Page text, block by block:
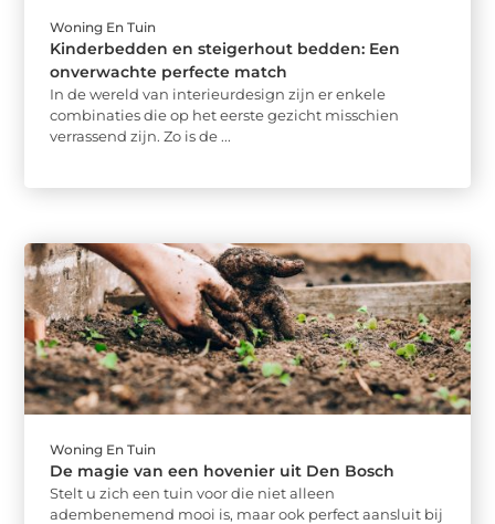
Woning En Tuin
Kinderbedden en steigerhout bedden: Een
onverwachte perfecte match
In de wereld van interieurdesign zijn er enkele
combinaties die op het eerste gezicht misschien
verrassend zijn. Zo is de ...
Woning En Tuin
De magie van een hovenier uit Den Bosch
Stelt u zich een tuin voor die niet alleen
adembenemend mooi is, maar ook perfect aansluit bij